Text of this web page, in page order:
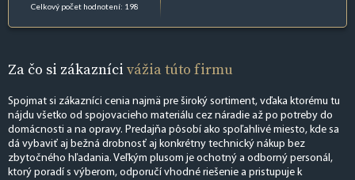
Celkový počet hodnotení: 198
Za čo si zákazníci vážia túto firmu
Spojmat si zákazníci cenia najmä pre široký sortiment, vďaka ktorému tu
nájdu všetko od spojovacieho materiálu cez náradie až po potreby do
domácnosti a na opravy. Predajňa pôsobí ako spoľahlivé miesto, kde sa
dá vybaviť aj bežná drobnosť aj konkrétny technický nákup bez
zbytočného hľadania. Veľkým plusom je ochotný a odborný personál,
ktorý poradí s výberom, odporučí vhodné riešenie a pristupuje k